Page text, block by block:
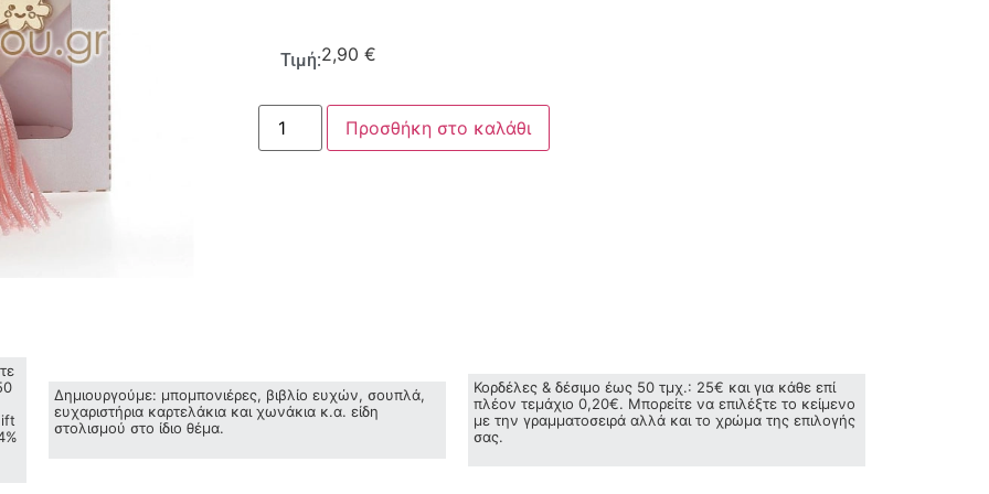
Τιμή:2,90 €
Προσθήκη στο καλάθι
Δημιουργούμε: μπομπονιέρες, βιβλίο ευχών, σουπλά,
ευχαριστήρια καρτελάκια και χωνάκια κ.α. είδη
στολισμού στο ίδιο θέμα.
Κορδέλες & δέσιμο έως 50 τμχ.: 25€ και για κάθε επί
πλέον τεμάχιο 0,20€. Μπορείτε να επιλέξτε το κείμενο
με την γραμματοσειρά αλλά και το χρώμα της επιλογής
σας.